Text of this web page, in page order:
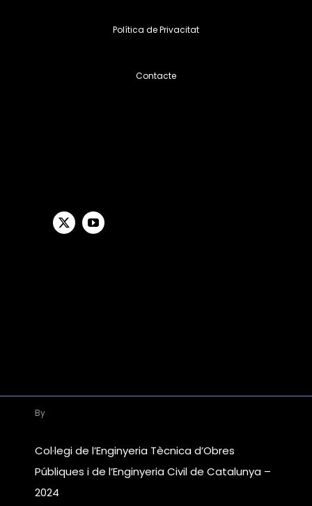
Política de Privacitat
Contacte
By
Col·legi de l’Enginyeria Tècnica d’Obres
Públiques i de l’Enginyeria Civil de Catalunya –
2024